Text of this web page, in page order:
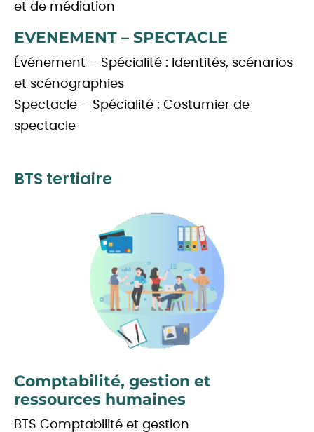
et de médiation
EVENEMENT – SPECTACLE
Événement – Spécialité : Identités, scénarios
et scénographies
Spectacle – Spécialité : Costumier de
spectacle
BTS tertiaire
Comptabilité, gestion et
ressources humaines
BTS Comptabilité et gestion